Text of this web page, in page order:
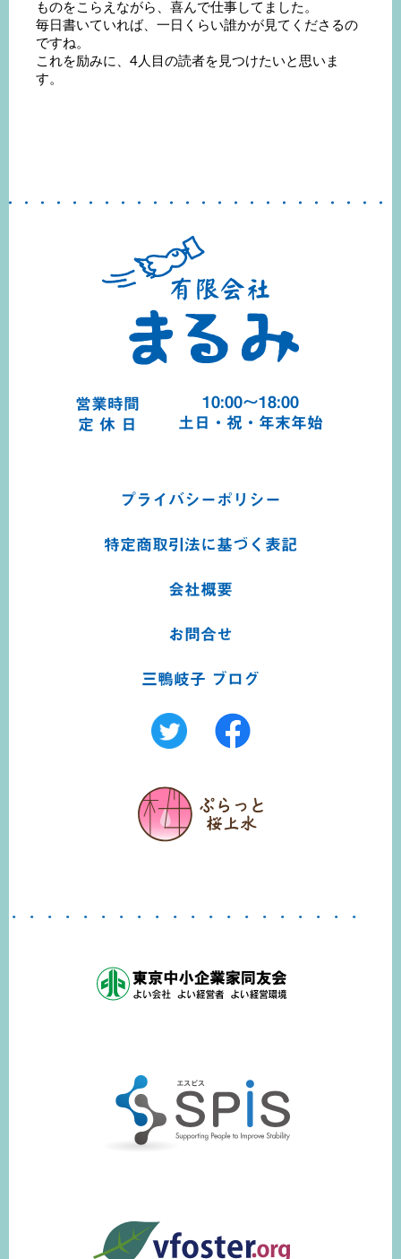
ものをこらえながら、喜んで仕事してました。
毎日書いていれば、一日くらい誰かが見てくださるの
ですね。
これを励みに、4人目の読者を見つけたいと思いま
す。
営業時間
10:00～18:00
定 休 日
土日・祝・年末年始
プライバシーポリシー
特定商取引法に基づく 表記
会社概要
お問合せ
三鴨岐子 ブログ